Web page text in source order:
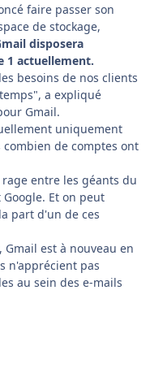
faire passer son
de stockage,
disposera
1 actuellement.
besoins de nos clients
a expliqué
Gmail.
uniquement
de comptes ont
entre les géants du
Et on peut
part d'un de ces
est à nouveau en
n'apprécient pas
au sein des e-mails